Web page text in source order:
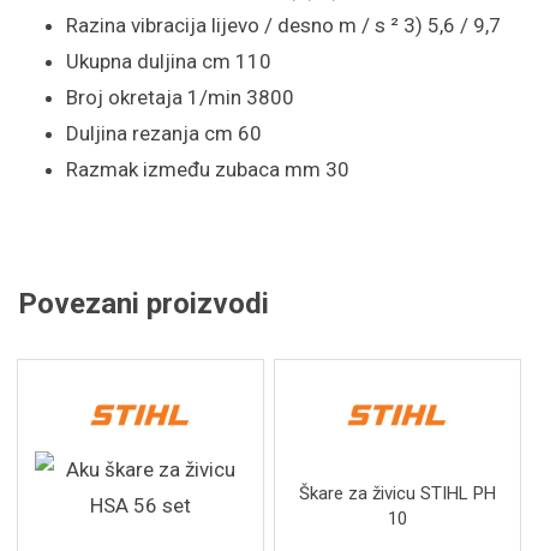
Razina vibracija lijevo / desno m / s ² 3) 5,6 / 9,7
Ukupna duljina cm 110
Broj okretaja 1/min 3800
Duljina rezanja cm 60
Razmak između zubaca mm 30
Povezani proizvodi
Škare za živicu STIHL PH
10